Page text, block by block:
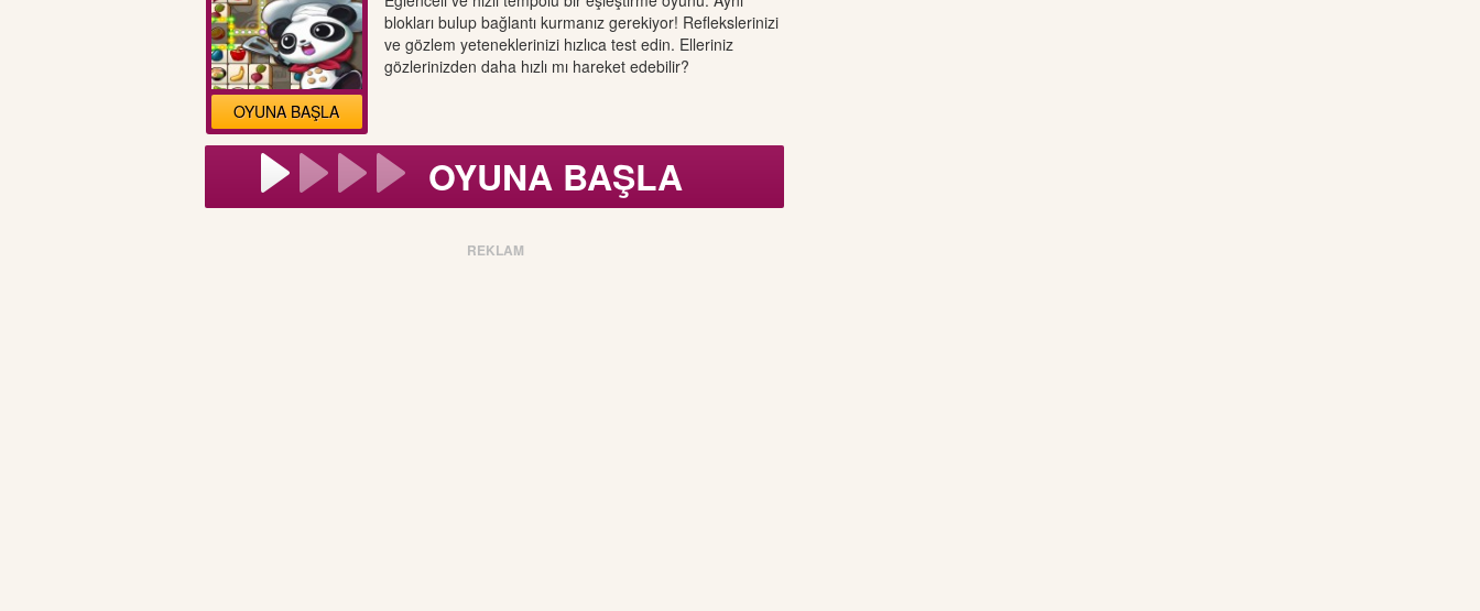
OYUNA BAŞLA
blokları bulup bağlantı kurmanız gerekiyor! Reflekslerinizi
ve gözlem yeteneklerinizi hızlıca test edin. Elleriniz
gözlerinizden daha hızlı mı hareket edebilir?
OYUNA BAŞLA
REKLAM